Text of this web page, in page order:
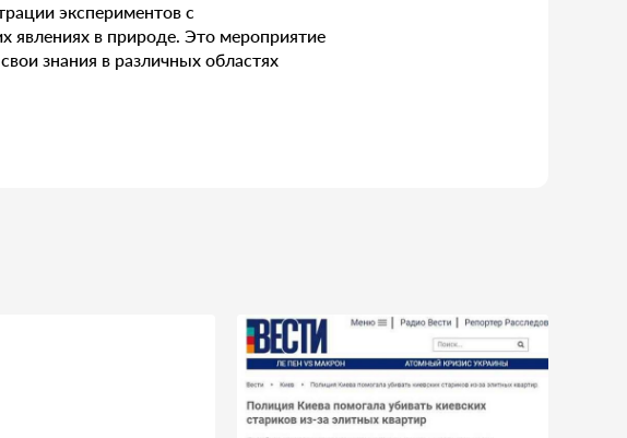
экспериментов с
явлениях в природе. Это мероприятие
знания в различных областях